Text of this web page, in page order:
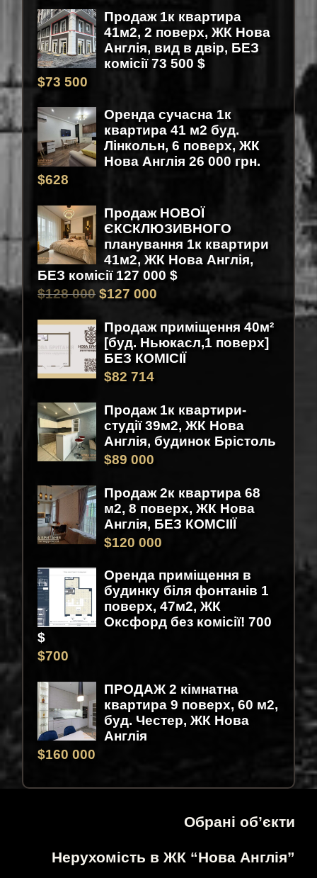
Продаж 1к квартира
41м2, 2 поверх, ЖК Нова
Англія, вид в двір, БЕЗ
комісії 73 500 $
$73 500
Оренда сучасна 1к
квартира 41 м2 буд.
Лінкольн, 6 поверх, ЖК
Нова Англія 26 000 грн.
$628
Продаж НОВОЇ
ЄКСКЛЮЗИВНОГО
планування 1к квартири
41м2, ЖК Нова Англія,
БЕЗ комісії 127 000 $
$128 000 $127 000
Продаж приміщення 40м²
[буд. Ньюкасл,1 поверх]
БЕЗ КОМІСІЇ
$82 714
Продаж 1к квартири-
студії 39м2, ЖК Нова
Англія, будинок Брістоль
$89 000
Продаж 2к квартира 68
м2, 8 поверх, ЖК Нова
Англія, БЕЗ КОМСІІЇ
$120 000
Оренда приміщення в
будинку біля фонтанів 1
поверх, 47м2, ЖК
Оксфорд без комісії! 700
$
$700
ПРОДАЖ 2 кімнатна
квартира 9 поверх, 60 м2,
буд. Честер, ЖК Нова
Англія
$160 000
Обрані об’єкти
Нерухомість в ЖК “Нова Англія”